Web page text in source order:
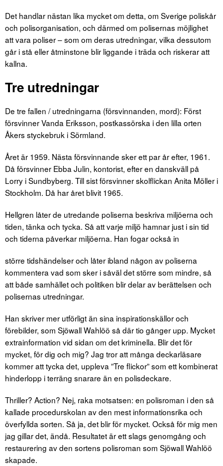
Det handlar nästan lika mycket om detta, om Sverige poliskår
och polisorganisation, och därmed om polisernas möjlighet
att vara poliser – som om deras utredningar, vilka dessutom
går i stå eller åtminstone blir liggande i träda och riskerar att
kallna.
Tre utredningar
De tre fallen / utredningarna (försvinnanden, mord): Först
försvinner Vanda Eriksson, postkassörska i den lilla orten
Åkers styckebruk i Sörmland.
Året är 1959. Nästa försvinnande sker ett par år efter, 1961.
Då försvinner Ebba Julin, kontorist, efter en danskväll på
Lorry i Sundbyberg. Till sist försvinner skolflickan Anita Möller i
Stockholm. Då har året blivit 1965.
Hellgren låter de utredande poliserna beskriva miljöerna och
tiden, tänka och tycka. Så att varje miljö hamnar just i sin tid
och tiderna påverkar miljöerna. Han fogar också in
större tidshändelser och låter ibland någon av poliserna
kommentera vad som sker i såväl det större som mindre, så
att både samhället och politiken blir delar av berättelsen och
polisernas utredningar.
Han skriver mer utförligt än sina inspirationskällor och
förebilder, som Sjöwall Wahlöö så där tio gånger upp. Mycket
extrainformation vid sidan om det kriminella. Blir det för
mycket, för dig och mig? Jag tror att många deckarläsare
kommer att tycka det, uppleva ”Tre flickor” som ett kombinerat
hinderlopp i terräng snarare än en polisdeckare.
Thriller? Action? Nej, raka motsatsen: en polisroman i den så
kallade procedurskolan av den mest informationsrika och
överfyllda sorten. Så ja, det blir för mycket. Också för mig men
jag gillar det, ändå. Resultatet är ett slags genomgång och
restaurering av den sortens polisroman som Sjöwall Wahlöö
skapade.